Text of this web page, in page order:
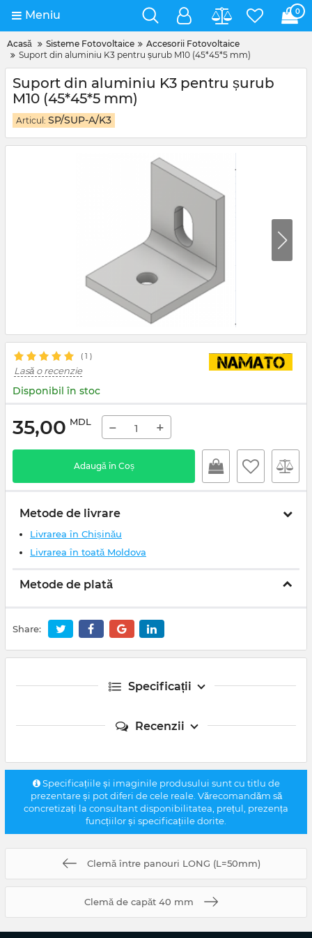
Meniu 0
Acasă Sisteme Fotovoltaice
Accesorii Fotovoltaice
Suport din aluminiu K3 pentru șurub M10 (45*45*5 mm)
Suport din aluminiu K3 pentru șurub
M10 (45*45*5 mm)
Articul: SP/SUP-A/K3
( 1 )
Lasă o recenzie
Disponibil în stoc
35,00 MDL − +
Adaugă în Coș
Metode de livrare
Livrarea în Chișinău
Livrarea în toată Moldova
Metode de plată
Share:
Specificații
Recenzii
Specificațiile și imaginile produsului sunt cu titlu de
prezentare și pot diferi de cele reale. Vărecomandăm să
concretizați la consultant disponibilitatea, prețul, prezența
funcțiilor și specificațiile dorite.
Clemă între panouri LONG (L=50mm)
Clemă de capăt 40 mm